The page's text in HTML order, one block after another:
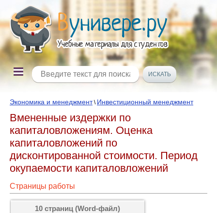
Экономика и менеджмент\ Инвестиционный менеджмент
Вмененные издержки по
капиталовложениям. Оценка
капиталовложений по
дисконтированной стоимости. Период
окупаемости капиталовложений
Страницы работы
10 страниц (Word-файл)